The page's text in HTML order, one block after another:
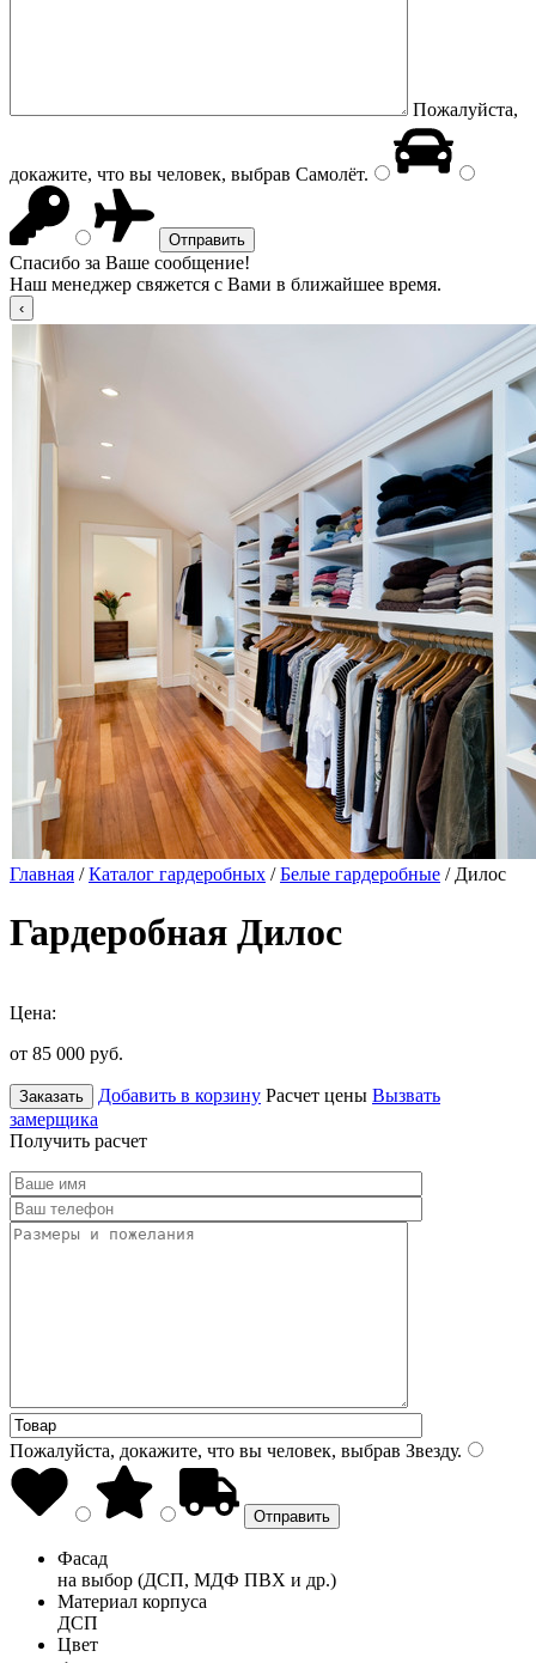
Пожалуйста,
докажите, что вы человек, выбрав Самолёт.
Спасибо за Ваше сообщение!
Наш менеджер свяжется с Вами в ближайшее время.
Главная /Каталог гардеробных /Белые гардеробные / Дилос
Гардеробная Дилос
Цена:
от 85 000 руб.
Заказать Добавить в корзину Расчет цены Вызвать
замерщика
Получить расчет
Пожалуйста, докажите, что вы человек, выбрав Звезду.
Фасад
на выбор (ДСП, МДФ ПВХ и др.)
Материал корпуса
ДСП
Цвет